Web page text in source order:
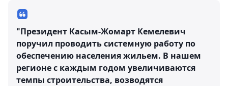
"Президент Касым-Жомарт Кемелевич
поручил проводить системную работу по
обеспечению населения жильем. В нашем
регионе с каждым годом увеличиваются
темпы строительства, возводятся